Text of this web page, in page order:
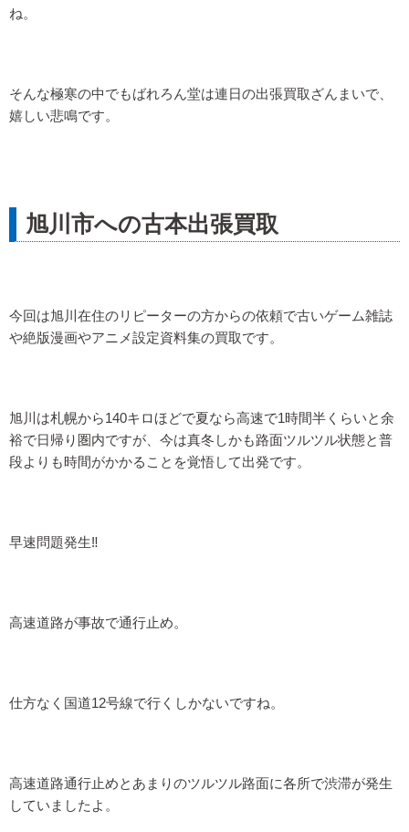
ね。
そんな極寒の中でもばれろん堂は連日の出張買取ざんまいで、
嬉しい悲鳴です。
旭川市への古本出張買取
今回は旭川在住のリピーターの方からの依頼で古いゲーム雑誌
や絶版漫画やアニメ設定資料集の買取です。
旭川は札幌から140キロほどで夏なら高速で1時間半くらいと余
裕で日帰り圏内ですが、今は真冬しかも路面ツルツル状態と普
段よりも時間がかかることを覚悟して出発です。
早速問題発生‼
高速道路が事故で通行止め。
仕方なく国道12号線で行くしかないですね。
高速道路通行止めとあまりのツルツル路面に各所で渋滞が発生
していましたよ。